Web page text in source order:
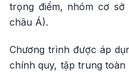
trọng điểm, nhóm cơ
châu Á).
Chương trình được áp
chính quy, tập trung toàn